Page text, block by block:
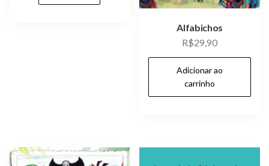
Alfabichos
R$29,90
Adicionar ao
carrinho